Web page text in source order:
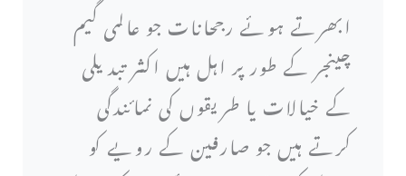
ابھرتے ہوئے رجحانات جو عالمی گیم
چینجر کے طور پر اہل ہیں اکثر تبدیلی
کے خیالات یا طریقوں کی نمائندگی
کرتے ہیں جو صارفین کے رویے کو